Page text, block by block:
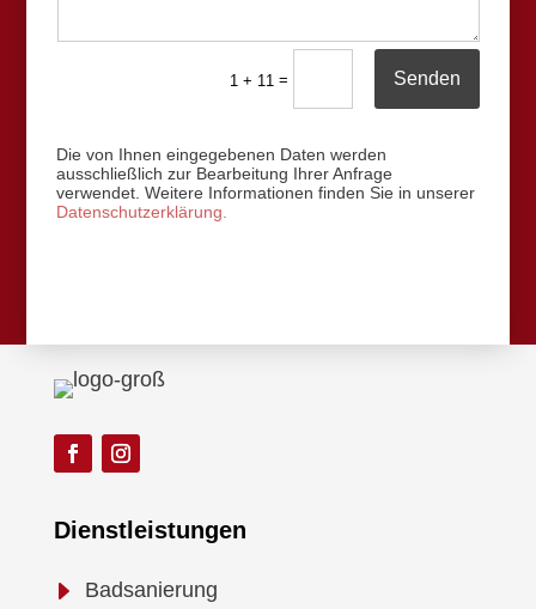
1 + 11 = Senden
Die von Ihnen eingegebenen Daten werden
ausschließlich zur Bearbeitung Ihrer Anfrage
verwendet. Weitere Informationen finden Sie in unserer
Datenschutzerklärung.
Dienstleistungen
E Badsanierung